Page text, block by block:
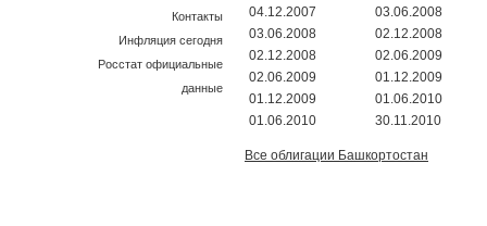
04.12.2007
03.06.2008
03.06.2008
02.12.2008
02.12.2008
02.06.2009
02.06.2009
01.12.2009
01.12.2009
01.06.2010
01.06.2010
30.11.2010
Все облигации Башкортостан
Контакты
Инфляция сегодня
Росстат официальные
данные